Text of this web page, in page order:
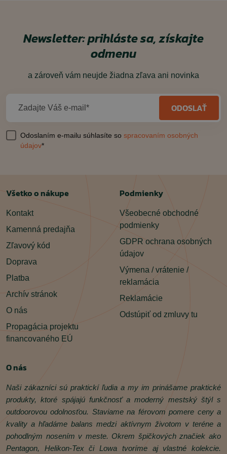
Newsletter: prihláste sa, získajte
odmenu
a zároveň vám neujde žiadna zľava ani novinka
Zadajte Váš e-mail* ODOSLAŤ
Odoslaním e-mailu súhlasíte so spracovaním osobných
údajov*
Všetko o nákupe
Kontakt
Kamenná predajňa
Zľavový kód
Doprava
Platba
Archív stránok
O nás
Propagácia projektu
financovaného EÚ
Podmienky
Všeobecné obchodné
podmienky
GDPR ochrana osobných
údajov
Výmena / vrátenie /
reklamácia
Reklamácie
Odstúpiť od zmluvy tu
O nás
Naši zákazníci sú praktickí ľudia a my im prinášame praktické
produkty, ktoré spájajú funkčnosť a moderný mestský štýl s
outdoorovou odolnosťou. Staviame na férovom pomere ceny a
kvality a hľadáme balans medzi aktívnym životom v teréne a
pohodlným nosením v meste. Okrem špičkových značiek ako
Pentagon, Helikon‑Tex či Lowa tvoríme aj vlastné kolekcie.